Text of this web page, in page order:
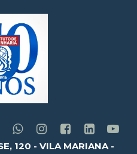
120 - VILA MARIANA -